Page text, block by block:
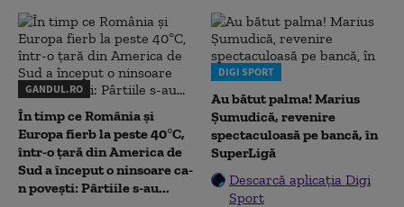
GANDUL.RO
În timp ce România și
Europa fierb la peste 40°C,
într-o țară din America de
Sud a început o ninsoare ca-
n povești: Pârtiile s-au...
DIGI SPORT
Au bătut palma! Marius
Șumudică, revenire
spectaculoasă pe bancă, în
SuperLigă
Descarcă aplicația Digi
Sport